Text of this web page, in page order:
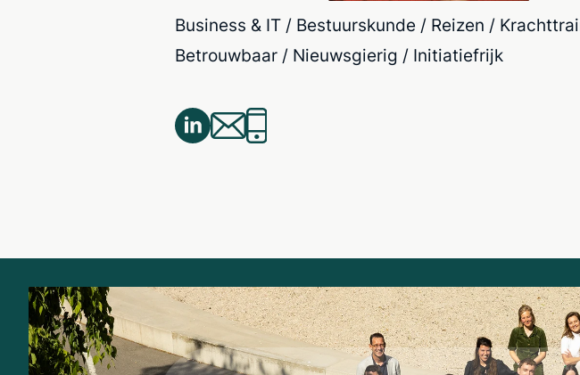
Business & IT / Bestuurskunde / Reizen /
Betrouwbaar / Nieuwsgierig / Initiatiefrijk